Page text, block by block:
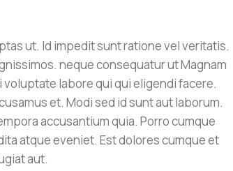
ut. Id impedit sunt ratione vel veritatis.
neque consequatur ut Magnam
labore qui qui eligendi facere.
et. Modi sed id sunt aut laborum.
accusantium quia. Porro cumque
atque eveniet. Est dolores cumque et
aut.